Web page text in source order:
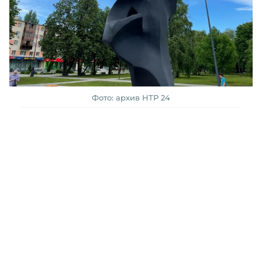
Фото: архив НТР 24